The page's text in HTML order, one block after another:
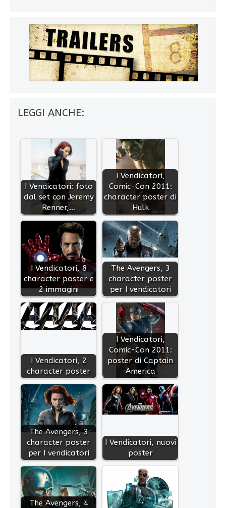
LEGGI ANCHE:
I Vendicatori: foto
dal set con Jeremy
Renner,…
I Vendicatori,
Comic-Con 2011:
character poster di
Hulk
I Vendicatori, 8
character poster e
2 immagini
The Avengers, 3
character poster
per I vendicatori
I Vendicatori, 2
character poster
I Vendicatori,
Comic-Con 2011:
poster di Captain
America
The Avengers, 3
character poster
per I vendicatori
I Vendicatori, nuovi
poster
The Avengers, 4